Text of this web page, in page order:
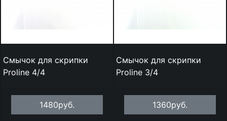
Смычок для скрипки
Proline 4/4
1480руб.
Смычок для скрипки
Proline 3/4
1360руб.